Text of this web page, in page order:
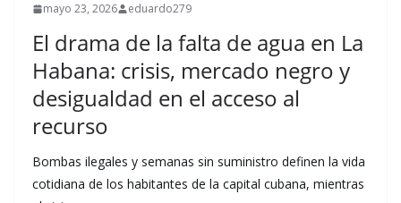
mayo 23, 2026 eduardo279
El drama de la falta de agua en La
Habana: crisis, mercado negro y
desigualdad en el acceso al
recurso
Bombas ilegales y semanas sin suministro definen la vida
cotidiana de los habitantes de la capital cubana, mientras